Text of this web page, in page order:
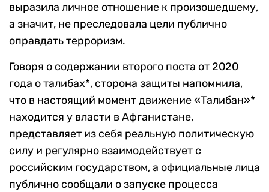
выразила личное отношение к произошедшему,
а значит, не преследовала цели публично
оправдать терроризм.
Говоря о содержании второго поста от 2020
года о талибах*, сторона защиты напомнила,
что в настоящий момент движение «Талибан»*
находится у власти в Афганистане,
представляет из себя реальную политическую
силу и регулярно взаимодействует с
российским государством, а официальные лица
публично сообщали о запуске процесса